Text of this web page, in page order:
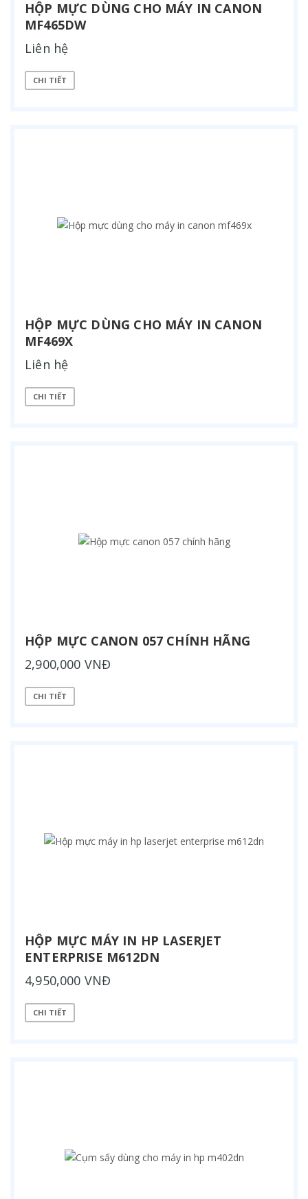
HỘP MỰC DÙNG CHO MÁY IN CANON
MF465DW
Liên hệ
CHI TIẾT
HỘP MỰC DÙNG CHO MÁY IN CANON
MF469X
Liên hệ
CHI TIẾT
HỘP MỰC CANON 057 CHÍNH HÃNG
2,900,000 VNĐ
CHI TIẾT
HỘP MỰC MÁY IN HP LASERJET
ENTERPRISE M612DN
4,950,000 VNĐ
CHI TIẾT